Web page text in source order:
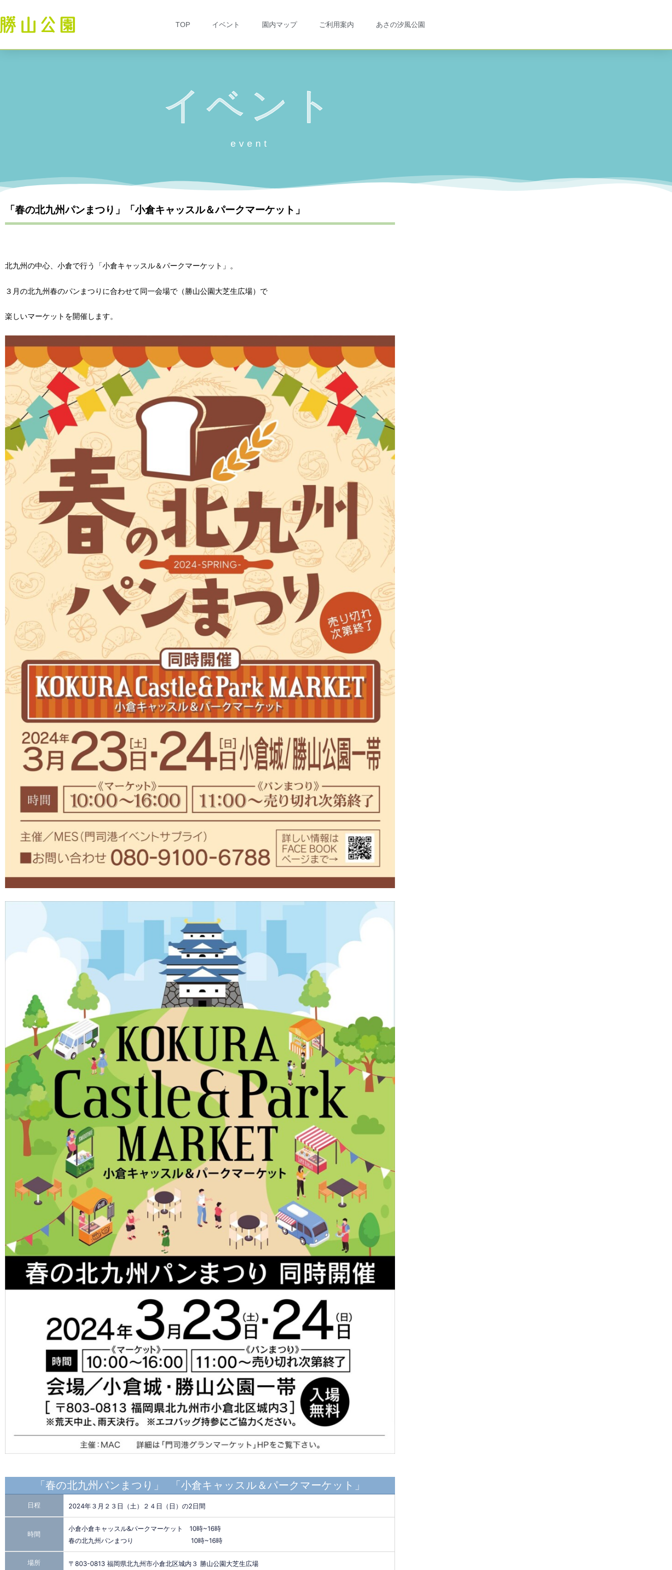
TOP イベント 園内マップ ご利用案内 あさの汐風公園
イベント
event
「春の北九州パンまつり」「小倉キャッスル＆パークマーケット」
北九州の中心、小倉で行う「小倉キャッスル＆パークマーケット」。
３月の北九州春のパンまつりに合わせて同一会場で（勝山公園大芝生広場）で
楽しいマーケットを開催します。
「春の北九州パンまつり」 「小倉キャッスル＆パークマーケット」
日程 2024年３月２３日（土）２４日（日）の2日間
時間
小倉小倉キャッスル&パークマーケット 10時~16時
春の北九州パンまつり 10時~16時
場所 〒803-0813 福岡県北九州市小倉北区城内３ 勝山公園大芝生広場